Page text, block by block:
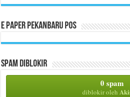
E Paper Pekanbaru Pos
Spam Diblokir
0 spam
diblokir oleh